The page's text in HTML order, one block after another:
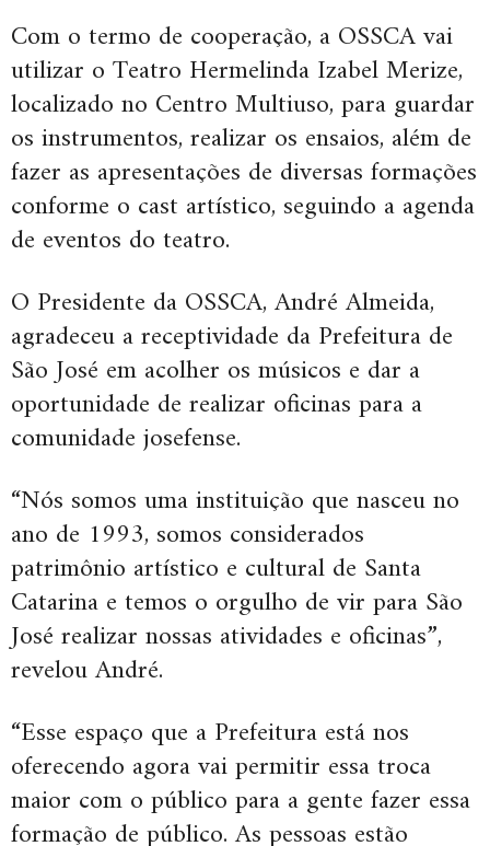
Com o termo de cooperação, a OSSCA vai
utilizar o Teatro Hermelinda Izabel Merize,
localizado no Centro Multiuso, para guardar
os instrumentos, realizar os ensaios, além de
fazer as apresentações de diversas formações
conforme o cast artístico, seguindo a agenda
de eventos do teatro.
O Presidente da OSSCA, André Almeida,
agradeceu a receptividade da Prefeitura de
São José em acolher os músicos e dar a
oportunidade de realizar oficinas para a
comunidade josefense.
“Nós somos uma instituição que nasceu no
ano de 1993, somos considerados
patrimônio artístico e cultural de Santa
Catarina e temos o orgulho de vir para São
José realizar nossas atividades e oficinas”,
revelou André.
“Esse espaço que a Prefeitura está nos
oferecendo agora vai permitir essa troca
maior com o público para a gente fazer essa
formação de público. As pessoas estão